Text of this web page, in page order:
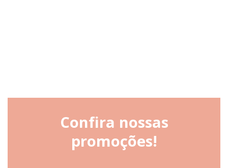
Confira nossas
promoções!